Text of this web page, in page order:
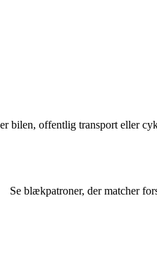
bilen, offentlig transport eller
Se blækpatroner, der matcher